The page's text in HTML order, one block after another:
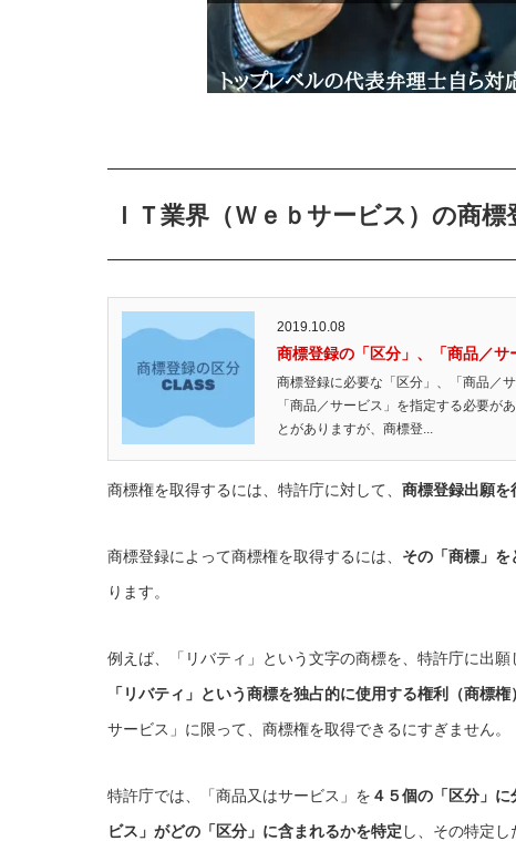
ＩＴ業界（Ｗｅｂサービス）の商標
2019.10.08
商標登録の「区分」、「商品／サ
商標登録に必要な「区分」、「商品／
「商品／サービス」を指定する必要が
とがありますが、商標登...
商標権を取得するには、特許庁に対して、 商標登録出願を
商標登録によって商標権を取得するには、 その「商標」
ります。
例えば、「リバティ」という文字の商標を、特許庁に出願
「リバティ」という商標を独占的に使用する権利（商標
サービス」に限って、商標権を取得できるにすぎません。
特許庁では、「商品又はサービス」を ４５個の「区分」に
ビス」がどの「区分」に含まれるかを特定 し、その特定し